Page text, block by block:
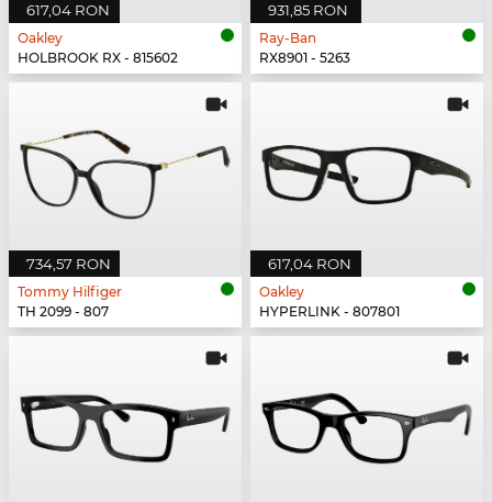
617,04 RON
Oakley
HOLBROOK RX - 815602
931,85 RON
Ray-Ban
RX8901 - 5263
734,57 RON
Tommy Hilfiger
TH 2099 - 807
617,04 RON
Oakley
HYPERLINK - 807801